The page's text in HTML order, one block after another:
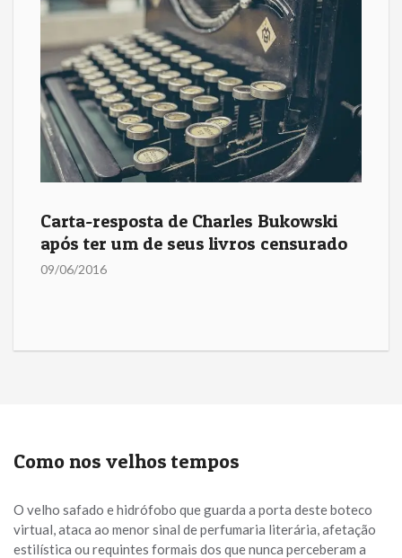
Carta-resposta de Charles Bukowski
após ter um de seus livros censurado
09/06/2016
Como nos velhos tempos
O velho safado e hidrófobo que guarda a porta deste boteco
virtual, ataca ao menor sinal de perfumaria literária, afetação
estilística ou requintes formais dos que nunca perceberam a